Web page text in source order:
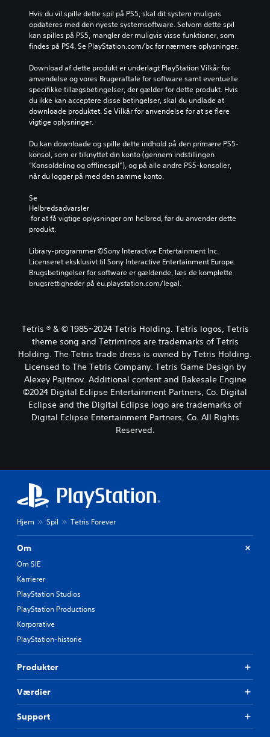
Hvis du vil spille dette spil på PS5, skal dit system muligvis
opdateres med den nyeste systemsoftware. Selvom dette spil
kan spilles på PS5, mangler der muligvis visse funktioner, som
findes på PS4. Se PlayStation.com/bc for nærmere oplysninger.
Download af dette produkt er underlagt PlayStation Vilkår for
anvendelse og vores Brugeraftale for software samt eventuelle
specifikke tillægsbetingelser, der gælder for dette produkt. Hvis
du ikke kan acceptere disse betingelser, skal du undlade at
downloade produktet. Se Vilkår for anvendelse for at se flere
vigtige oplysninger.
Du kan downloade og spille dette indhold på den primære PS5-
konsol, som er tilknyttet din konto (gennem indstillingen
“Konsoldeling og offlinespil”), og på alle andre PS5-konsoller,
når du logger på med den samme konto.
Se
Helbredsadvarsler
produkt.
Library-programmer ©Sony Interactive Entertainment Inc.
Licenseret eksklusivt til Sony Interactive Entertainment Europe.
Brugsbetingelser for software er gældende, læs de komplette
brugsrettigheder på eu.playstation.com/legal.
Tetris ® & © 1985~2024 Tetris Holding. Tetris logos, Tetris
theme song and Tetriminos are trademarks of Tetris
Holding. The Tetris trade dress is owned by Tetris Holding.
Licensed to The Tetris Company. Tetris Game Design by
Alexey Pajitnov. Additional content and Bakesale Engine
©2024 Digital Eclipse Entertainment Partners, Co. Digital
Eclipse and the Digital Eclipse logo are trademarks of
Digital Eclipse Entertainment Partners, Co. All Rights
Reserved.
Hjem Spil Tetris Forever
Om
Om SIE
Karrierer
PlayStation Studios
PlayStation Productions
Korporative
PlayStation-historie
Produkter
Værdier
Support